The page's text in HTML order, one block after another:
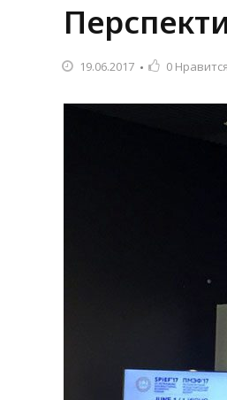
19.06.2017 0 Нравится